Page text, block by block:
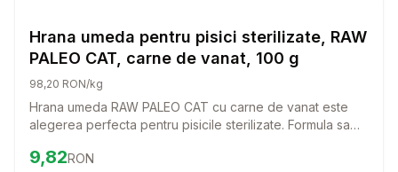
Hrana Umeda Pisici
Hrana umeda pentru pisici sterilizate, RAW
PALEO CAT, carne de vanat, 100 g
98,20 RON/kg
Hrana umeda RAW PALEO CAT cu carne de vanat este
alegerea perfecta pentru pisicile sterilizate. Formula sa
viata sanatoasa, fara cereale si conservanti.
Preț:9.82
9,82RON